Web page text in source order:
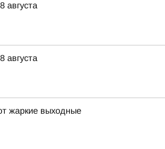
августа
августа
жаркие выходные